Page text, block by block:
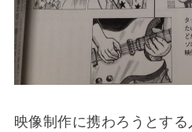
映像制作に携わろうとす